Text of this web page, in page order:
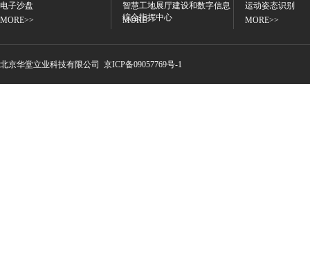
电子沙盘
MORE>>
智慧工地展厅建设和数字信息
综合指挥中心
MORE>>
运动姿态识别
MORE>>
北京华堂立业科技有限公司 京ICP备09057769号-1